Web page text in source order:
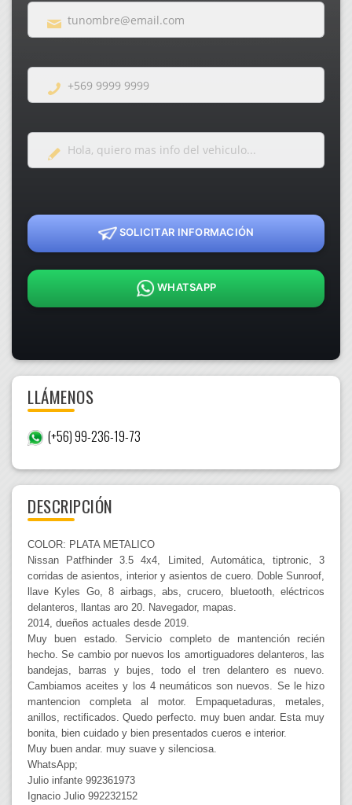
SOLICITAR INFORMACIÓN
WHATSAPP
LLÁMENOS
(+56) 99-236-19-73
DESCRIPCIÓN
COLOR: PLATA METALICO
Nissan Patfhinder 3.5 4x4, Limited, Automática, tiptronic, 3
corridas de asientos, interior y asientos de cuero. Doble Sunroof,
llave Kyles Go, 8 airbags, abs, crucero, bluetooth, eléctricos
delanteros, llantas aro 20. Navegador, mapas.
2014, dueños actuales desde 2019.
Muy buen estado. Servicio completo de mantención recién
hecho. Se cambio por nuevos los amortiguadores delanteros, las
bandejas, barras y bujes, todo el tren delantero es nuevo.
Cambiamos aceites y los 4 neumáticos son nuevos. Se le hizo
mantencion completa al motor. Empaquetaduras, metales,
anillos, rectificados. Quedo perfecto. muy buen andar. Esta muy
bonita, bien cuidado y bien presentados cueros e interior.
Muy buen andar. muy suave y silenciosa.
WhatsApp;
Julio infante 992361973
Ignacio Julio 992232152